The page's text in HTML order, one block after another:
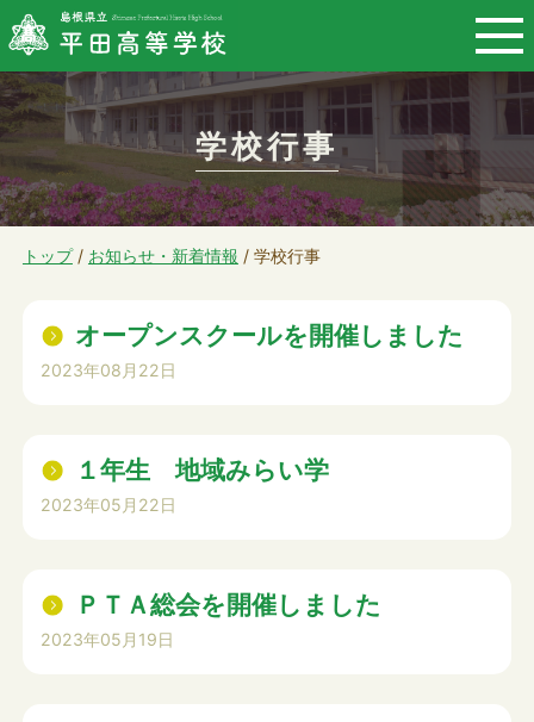
このページの本文へ
学校行事
現
トップ/ お知らせ・新着情報 / 学校行事
オープンスクールを開催しました
2023年08月22日
１年生 地域みらい学
2023年05月22日
ＰＴＡ総会を開催しました
2023年05月19日